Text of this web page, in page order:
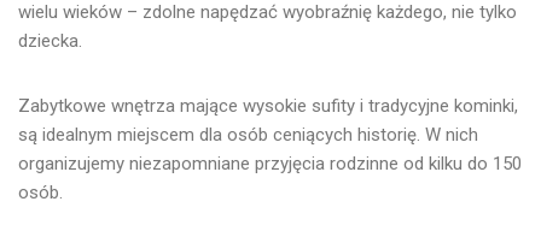
wielu wieków – zdolne napędzać wyobraźnię każdego, nie tylko
dziecka.
Zabytkowe wnętrza mające wysokie sufity i tradycyjne kominki,
są idealnym miejscem dla osób ceniących historię. W nich
organizujemy niezapomniane przyjęcia rodzinne od kilku do 150
osób.